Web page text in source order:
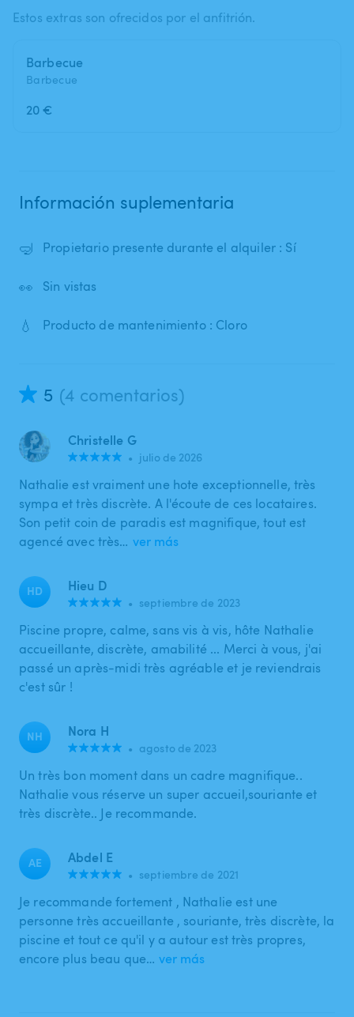
Estos extras son ofrecidos por el anfitrión.
Barbecue
Barbecue
20 €
Información suplementaria
🤿 Propietario presente durante el alquiler : Sí
👀 Sin vistas
💧 Producto de mantenimiento : Cloro
5 (4 comentarios)
Christelle G
• julio de 2026
Nathalie est vraiment une hote exceptionnelle, très
sympa et très discrète. A l'écoute de ces locataires.
Son petit coin de paradis est magnifique, tout est
agencé avec très… ver más
HD Hieu D
• septiembre de 2023
Piscine propre, calme, sans vis à vis, hôte Nathalie
accueillante, discrète, amabilité ... Merci à vous, j'ai
passé un après-midi très agréable et je reviendrais
c'est sûr !
NH Nora H
• agosto de 2023
Un très bon moment dans un cadre magnifique..
Nathalie vous réserve un super accueil,souriante et
très discrète.. Je recommande.
AE Abdel E
• septiembre de 2021
Je recommande fortement , Nathalie est une
personne très accueillante , souriante, très discrète, la
piscine et tout ce qu'il y a autour est très propres,
encore plus beau que… ver más